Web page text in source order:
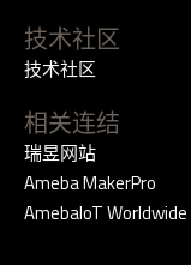
技术社区
技术社区
相关连结
瑞昱网站
Ameba MakerPro
AmebaIoT Worldwide